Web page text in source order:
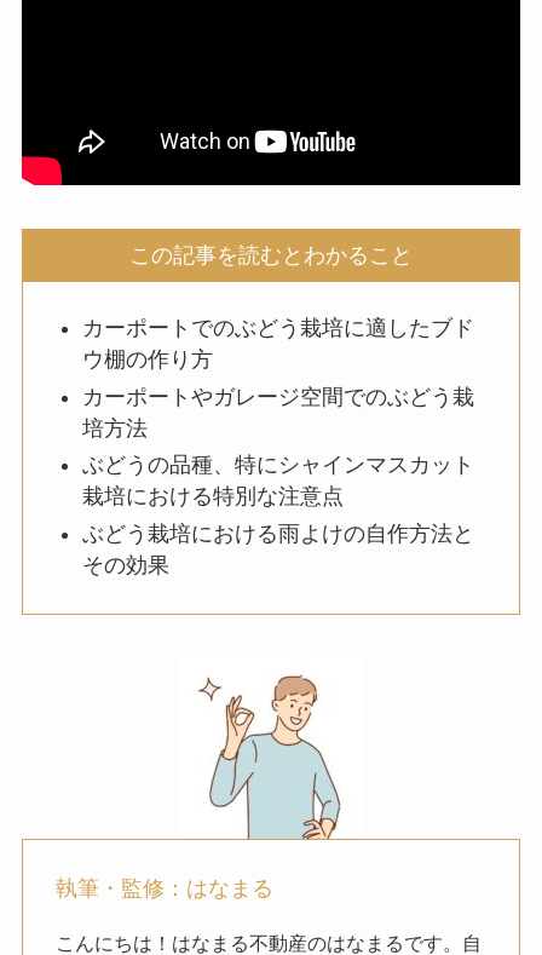
この記事を読むとわかること
カーポートでのぶどう栽培に適したブド
ウ棚の作り方
カーポートやガレージ空間でのぶどう栽
培方法
ぶどうの品種、特にシャインマスカット
栽培における特別な注意点
ぶどう栽培における雨よけの自作方法と
その効果
執筆・監修：はなまる
こんにちは！はなまる不動産のはなまるです。自